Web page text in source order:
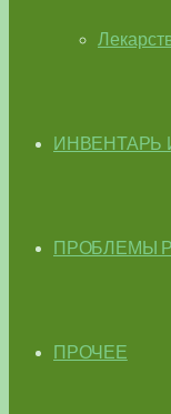
ИНВЕНТАРЬ
ПРОБЛЕМЫ
ПРОЧЕЕ